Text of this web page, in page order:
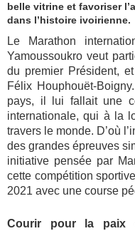
belle vitrine et favoriser
dans l’histoire ivoirienne.
Le Marathon
Yamoussoukro veut
du premier Président,
Félix Houphouët-
pays, il lui fallait une
internationale, qui à la
travers le monde. D’où
des grandes épreuves
initiative pensée par
cette compétition
2021 avec une course
Courir pour la paix